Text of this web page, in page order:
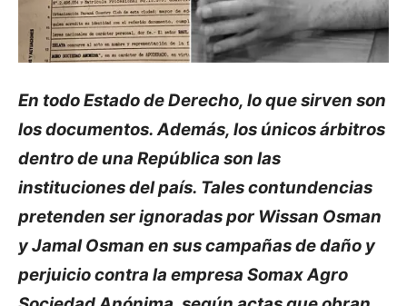
En todo Estado de Derecho, lo que sirven son
los documentos. Además, los únicos árbitros
dentro de una República son las
instituciones del país. Tales contundencias
pretenden ser ignoradas por Wissan Osman
y Jamal Osman en sus campañas de daño y
perjuicio contra la empresa Somax Agro